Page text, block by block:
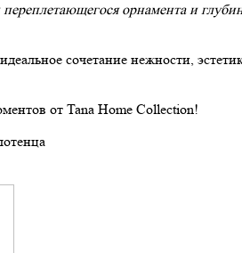
орнамента и
сочетание нежности,
от Tana Home Collection!